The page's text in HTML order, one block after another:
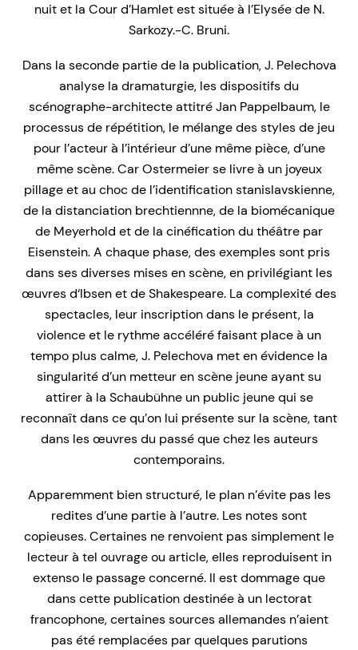
nuit et la Cour d’Hamlet est située à l’Elysée de N.
Sarkozy.-C. Bruni.
Dans la seconde partie de la publication, J. Pelechova
analyse la dramaturgie, les dispositifs du
scénographe-architecte attitré Jan Pappelbaum, le
processus de répétition, le mélange des styles de jeu
pour l’acteur à l’intérieur d’une même pièce, d’une
même scène. Car Ostermeier se livre à un joyeux
pillage et au choc de l’identification stanislavskienne,
de la distanciation brechtiennne, de la biomécanique
de Meyerhold et de la cinéfication du théâtre par
Eisenstein. A chaque phase, des exemples sont pris
dans ses diverses mises en scène, en privilégiant les
œuvres d‘Ibsen et de Shakespeare. La complexité des
spectacles, leur inscription dans le présent, la
violence et le rythme accéléré faisant place à un
tempo plus calme, J. Pelechova met en évidence la
singularité d’un metteur en scène jeune ayant su
attirer à la Schaubühne un public jeune qui se
reconnaît dans ce qu’on lui présente sur la scène, tant
dans les œuvres du passé que chez les auteurs
contemporains.
Apparemment bien structuré, le plan n’évite pas les
redites d’une partie à l’autre. Les notes sont
copieuses. Certaines ne renvoient pas simplement le
lecteur à tel ouvrage ou article, elles reproduisent in
extenso le passage concerné. Il est dommage que
dans cette publication destinée à un lectorat
francophone, certaines sources allemandes n’aient
pas été remplacées par quelques parutions